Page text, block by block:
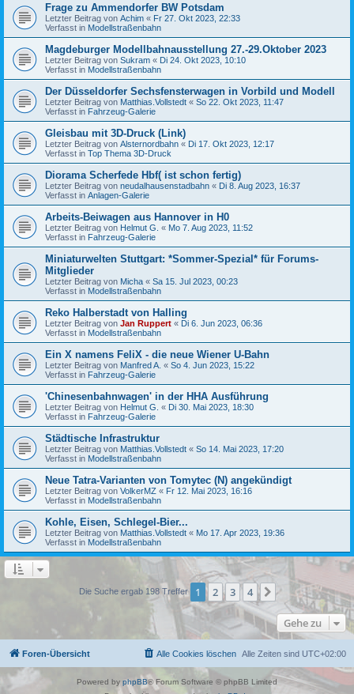
Frage zu Ammendorfer BW Potsdam
Letzter Beitrag von Achim « Fr 27. Okt 2023, 22:33
Verfasst in Modellstraßenbahn
Magdeburger Modellbahnausstellung 27.-29.Oktober 2023
Letzter Beitrag von Sukram « Di 24. Okt 2023, 10:10
Verfasst in Modellstraßenbahn
Der Düsseldorfer Sechsfensterwagen in Vorbild und Modell
Letzter Beitrag von Matthias.Vollstedt « So 22. Okt 2023, 11:47
Verfasst in Fahrzeug-Galerie
Gleisbau mit 3D-Druck (Link)
Letzter Beitrag von Alsternordbahn « Di 17. Okt 2023, 12:17
Verfasst in Top Thema 3D-Druck
Diorama Scherfede Hbf( ist schon fertig)
Letzter Beitrag von neudalhausenstadbahn « Di 8. Aug 2023, 16:37
Verfasst in Anlagen-Galerie
Arbeits-Beiwagen aus Hannover in H0
Letzter Beitrag von Helmut G. « Mo 7. Aug 2023, 11:52
Verfasst in Fahrzeug-Galerie
Miniaturwelten Stuttgart: *Sommer-Spezial* für Forums-
Mitglieder
Letzter Beitrag von Micha « Sa 15. Jul 2023, 00:23
Verfasst in Modellstraßenbahn
Reko Halberstadt von Halling
Letzter Beitrag von Jan Ruppert « Di 6. Jun 2023, 06:36
Verfasst in Modellstraßenbahn
Ein X namens FeliX - die neue Wiener U-Bahn
Letzter Beitrag von Manfred A. « So 4. Jun 2023, 15:22
Verfasst in Fahrzeug-Galerie
'Chinesenbahnwagen' in der HHA Ausführung
Letzter Beitrag von Helmut G. « Di 30. Mai 2023, 18:30
Verfasst in Fahrzeug-Galerie
Städtische Infrastruktur
Letzter Beitrag von Matthias.Vollstedt « So 14. Mai 2023, 17:20
Verfasst in Modellstraßenbahn
Neue Tatra-Varianten von Tomytec (N) angekündigt
Letzter Beitrag von VolkerMZ « Fr 12. Mai 2023, 16:16
Verfasst in Modellstraßenbahn
Kohle, Eisen, Schlegel-Bier...
Letzter Beitrag von Matthias.Vollstedt « Mo 17. Apr 2023, 19:36
Verfasst in Modellstraßenbahn
Die Suche ergab 198 Treffer 1 2 3 4 Nächste
Gehe zu
Foren-Übersicht Alle Zeiten sind UTC+02:00
Alle Cookies löschen
Powered by phpBB® Forum Software © phpBB Limited